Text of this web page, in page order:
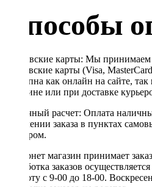
Способы
Банковские карты: Мы
банковские карты (Visa,
доступна как онлайн на сайте,
магазине или при доставке
Наличный расчет: Оплата
получении заказа в пунктах
курьером.
Интернет магазин принимает
Обработка заказов
Субботу с 9-00 до 18-00.